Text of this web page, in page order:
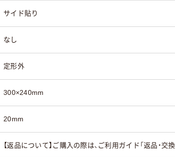
サイド貼り
なし
定形外
300×240mm
20mm
【返品について】ご購入の際は、ご利用ガイド「返品・